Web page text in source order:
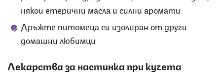
някои етерични масла и силни аромати
Дръжте питомеца си изолиран от други
домашни любимци
Лекарства за настинка при кучета